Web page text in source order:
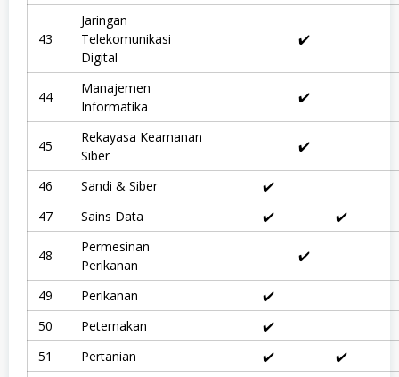
n
u
r
a
k
43
Jaringan
Telekomunikasi
Digital
✔️
44
Manajemen
Informatika
✔️
45
Rekayasa Keamanan
Siber
✔️
46 Sandi & Siber
✔️
47
Sains Data ✔️ ✔️
48
Permesinan
Perikanan
✔️
49 Perikanan
✔️
50
Peternakan
✔️
51
Pertanian ✔️
✔️